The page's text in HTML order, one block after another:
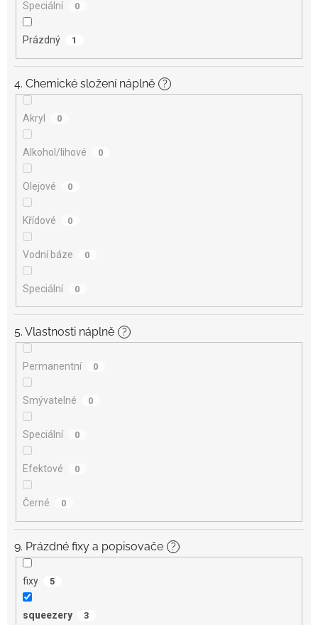
Speciální 0
Prázdný 1
4. Chemické složení náplně ?
Akryl 0
Alkohol/lihové 0
Olejové 0
Křídové 0
Vodní báze 0
Speciální 0
5. Vlastnosti náplně ?
Permanentní 0
Smývatelné 0
Speciální 0
Efektové 0
Černé 0
9. Prázdné fixy a popisovače ?
fixy 5
squeezery 3